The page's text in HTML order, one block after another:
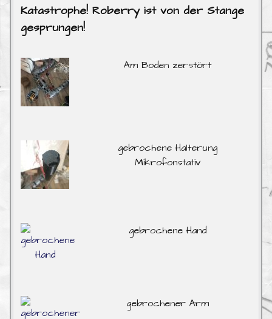
Katastrophe! Roberry ist von der Stange
gesprungen!
Am Boden zerstört
gebrochene Halterung
Mikrofonstativ
gebrochene Hand
gebrochener Arm